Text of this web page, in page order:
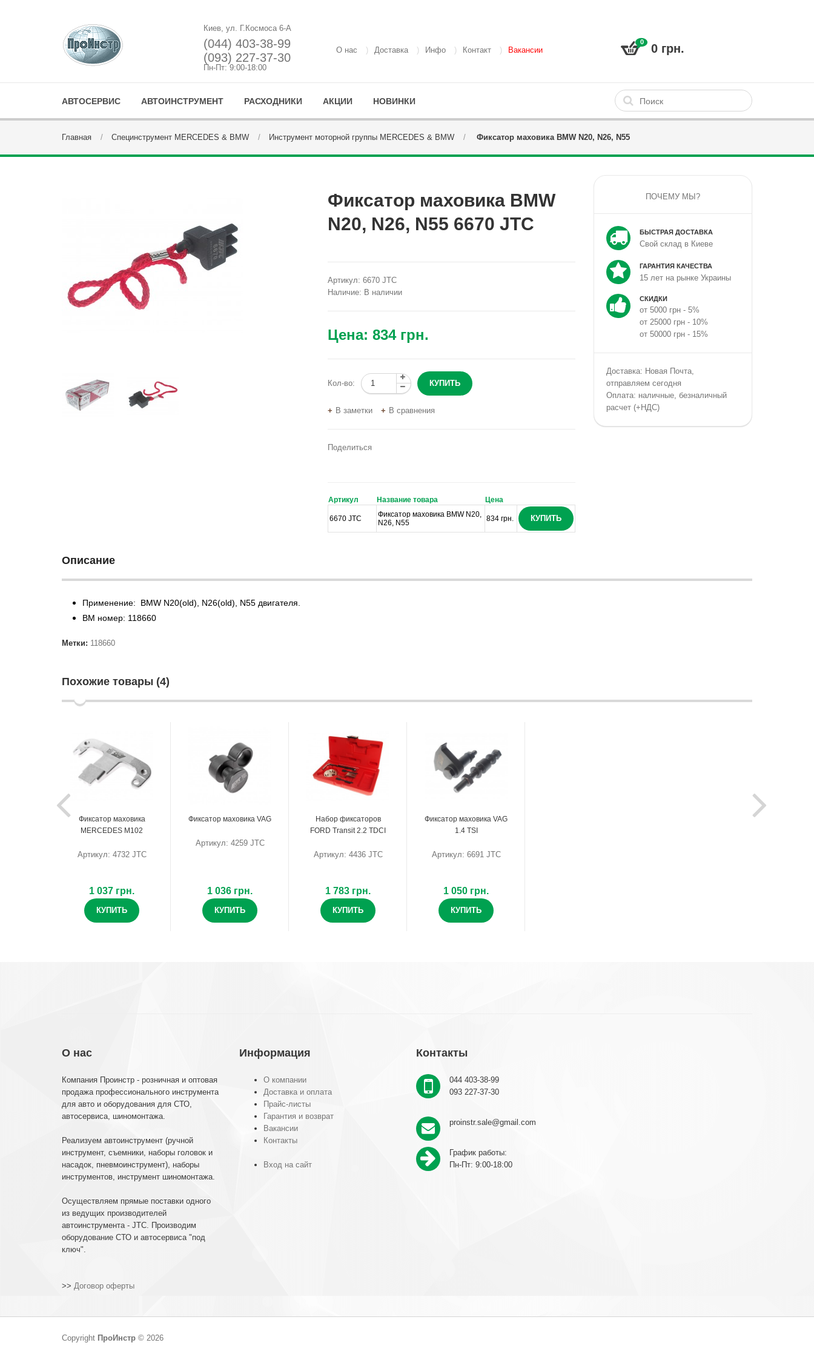
Киев, ул. Г.Космоса 6-А
(044) 403-38-99
(093) 227-37-30
Пн-Пт: 9:00-18:00
О нас Доставка Инфо Контакт Вакансии
0 0 грн.
АВТОСЕРВИС АВТОИНСТРУМЕНТ РАСХОДНИКИ АКЦИИ НОВИНКИ
Главная Специнструмент MERCEDES & BMW Инструмент моторной группы MERCEDES & BMW Фиксатор маховика BMW N20, N26, N55
Фиксатор маховика BMW
N20, N26, N55 6670 JTC
Артикул: 6670 JTC
Наличие: В наличии
Цена: 834 грн.
Кол-во:
В заметки В сравнения
Поделиться
Артикул Название товара Цена
6670 JTC
Фиксатор маховика BMW N20,
N26, N55
834 грн. КУПИТЬ
ПОЧЕМУ МЫ?
БЫСТРАЯ ДОСТАВКА
Свой склад в Киеве
ГАРАНТИЯ КАЧЕСТВА
15 лет на рынке Украины
СКИДКИ
от 5000 грн - 5%
от 25000 грн - 10%
от 50000 грн - 15%
Доставка: Новая Почта,
отправляем сегодня
Оплата: наличные, безналичный
расчет (+НДС)
Описание
Применение: BMW N20(old), N26(old), N55 двигателя.
BM номер: 118660
Метки: 118660
Похожие товары (4)
Фиксатор маховика
MERCEDES M102
Артикул: 4732 JTC
1 037 грн.
КУПИТЬ
Фиксатор маховика VAG
Артикул: 4259 JTC
1 036 грн.
КУПИТЬ
Набор фиксаторов
FORD Transit 2.2 TDCI
Артикул: 4436 JTC
1 783 грн.
КУПИТЬ
Фиксатор маховика VAG
1.4 TSI
Артикул: 6691 JTC
1 050 грн.
КУПИТЬ
О нас
Компания Проинстр - розничная и оптовая
продажа профессионального инструмента
для авто и оборудования для СТО,
автосервиса, шиномонтажа.
Реализуем автоинструмент (ручной
инструмент, съемники, наборы головок и
насадок, пневмоинструмент), наборы
инструментов, инструмент шиномонтажа.
Осуществляем прямые поставки одного
из ведущих производителей
автоинструмента - JTC. Производим
оборудование СТО и автосервиса "под
ключ".
>> Договор оферты
Информация
О компании
Доставка и оплата
Прайс-листы
Гарантия и возврат
Вакансии
Контакты
Вход на сайт
Контакты
044 403-38-99
093 227-37-30
proinstr.sale@gmail.com
График работы:
Пн-Пт: 9:00-18:00
Copyright ПроИнстр © 2026